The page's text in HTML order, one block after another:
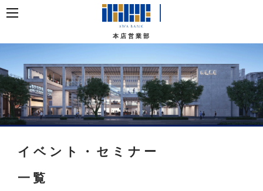
本店営業部
イベント・セミナー
一覧